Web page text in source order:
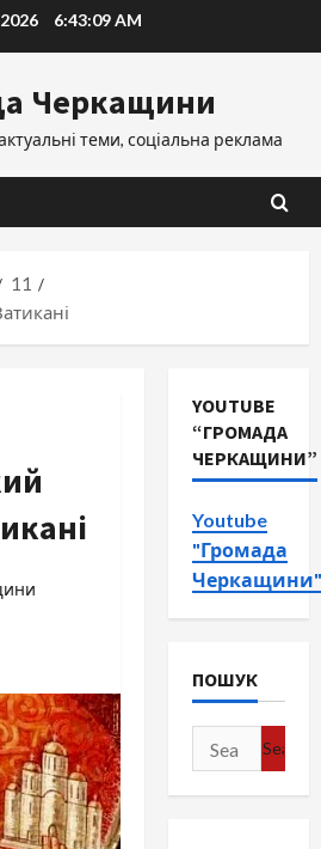
6:43:10 AM
Черкащини
теми, соціальна реклама
11
YOUTUBE
“ГРОМАДА
ЧЕРКАЩИНИ”
Youtube
"Громада
Черкащини"
ПОШУК
Search
for: